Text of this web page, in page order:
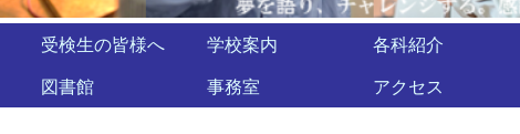
受検生の皆様へ 学校案内 各科紹介
図書館 事務室 アクセス